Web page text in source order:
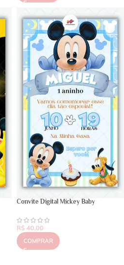
Convite Digital Mickey Baby
R$ 40,00
COMPRAR